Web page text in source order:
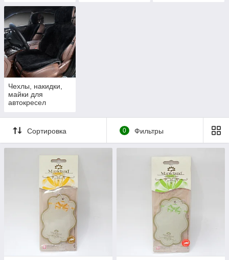
Чехлы, накидки,
майки для
автокресел
Сортировка 0 Фильтры